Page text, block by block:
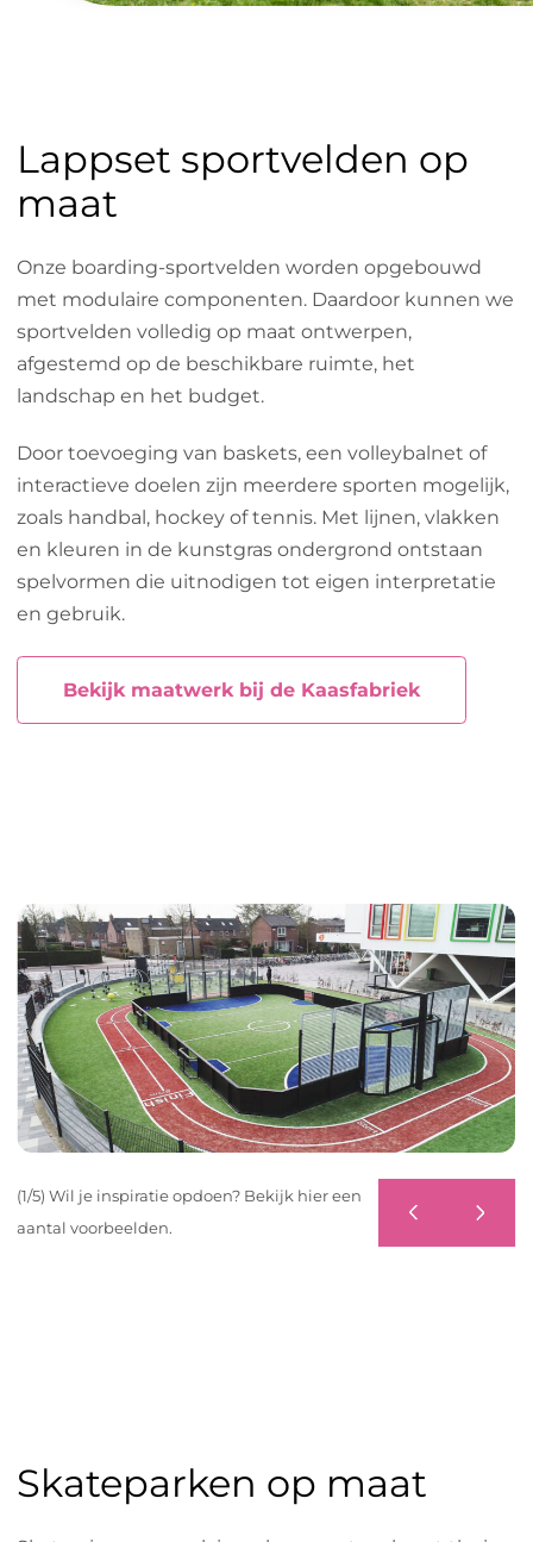
Lappset sportvelden op
maat
Onze boarding-sportvelden worden opgebouwd
met modulaire componenten. Daardoor kunnen we
sportvelden volledig op maat ontwerpen,
afgestemd op de beschikbare ruimte, het
landschap en het budget.
Door toevoeging van baskets, een volleybalnet of
interactieve doelen zijn meerdere sporten mogelijk,
zoals handbal, hockey of tennis. Met lijnen, vlakken
en kleuren in de kunstgras ondergrond ontstaan
spelvormen die uitnodigen tot eigen interpretatie
en gebruik.
Bekijk maatwerk bij de Kaasfabriek
(1/5) Wil je inspiratie opdoen? Bekijk hier een
aantal voorbeelden.
Skateparken op maat